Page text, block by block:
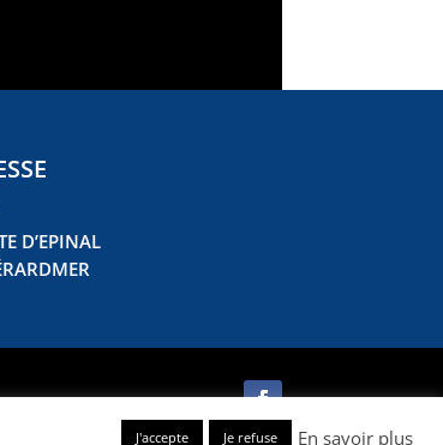
D’EPINAL
J'accepte Je refuse En savoir plus